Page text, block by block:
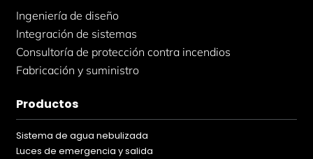
Ingeniería de diseño
Integración de sistemas
Consultoría de protección contra incendios
Fabricación y suministro
Productos
Sistema de agua nebulizada
Luces de emergencia y salida